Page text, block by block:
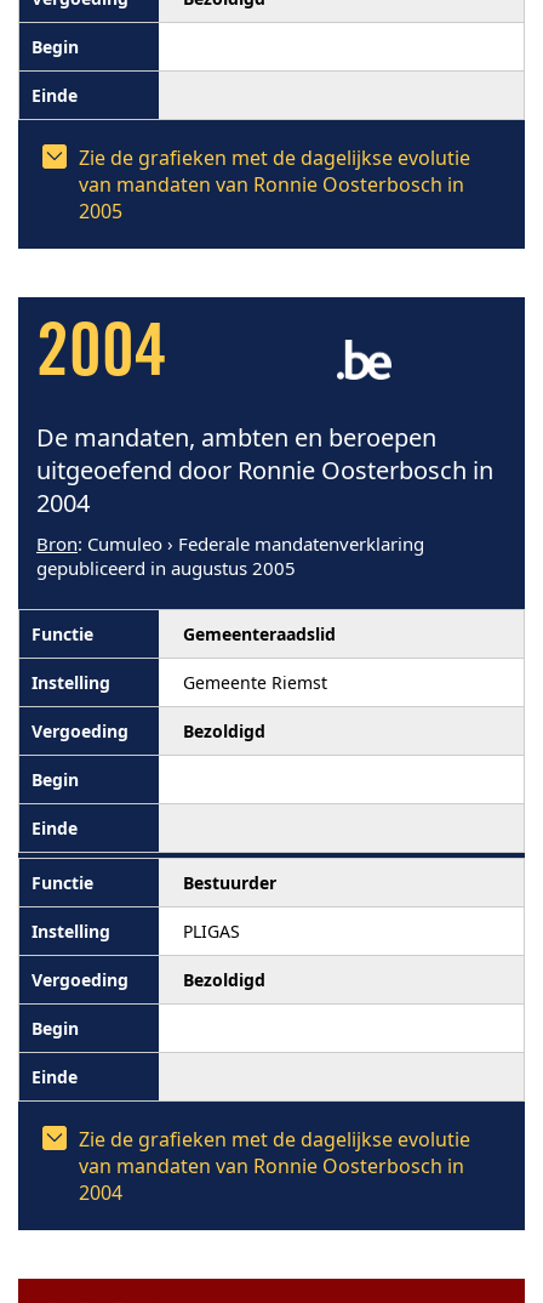
Zie de grafieken met de dagelijkse evolutie
van mandaten van Ronnie Oosterbosch in
2005
2004
De mandaten, ambten en beroepen
uitgeoefend door Ronnie Oosterbosch in
2004
Bron: Cumuleo › Federale mandatenverklaring
gepubliceerd in augustus 2005
Gemeenteraadslid
Gemeente Riemst
Bezoldigd
Bestuurder
PLIGAS
Bezoldigd
Zie de grafieken met de dagelijkse evolutie
van mandaten van Ronnie Oosterbosch in
2004